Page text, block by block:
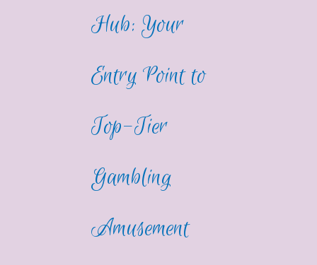
Hub: Your
Entry Point to
Top-Tier
Gambling
Amusement